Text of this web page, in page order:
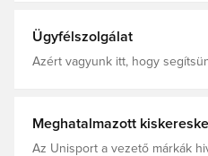
Ügyfélszolgálat
Azért vagyunk itt, hogy
Meghatalmazott
Az Unisport a vezető márkák